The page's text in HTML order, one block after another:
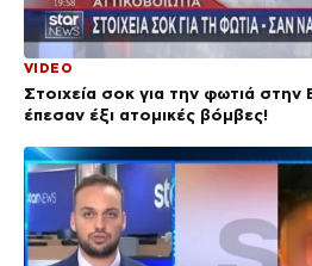
VIDEO
Στοιχεία σοκ για την φωτιά στην
έπεσαν έξι ατομικές βόμβες!